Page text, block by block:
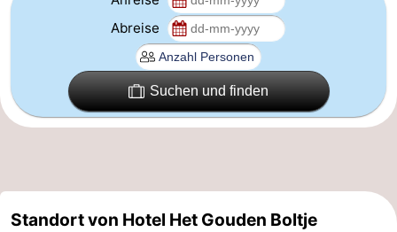
-
Bauernhöfe
Spielplätze
-
Abreise
Suchen und finden
Standort von Hotel Het Gouden Boltje